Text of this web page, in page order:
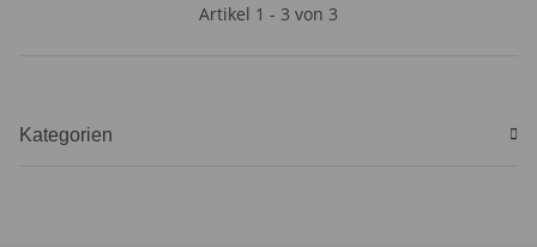
Artikel 1 - 3 von 3
Kategorien